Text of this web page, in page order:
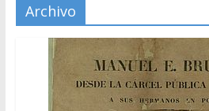
Archivo